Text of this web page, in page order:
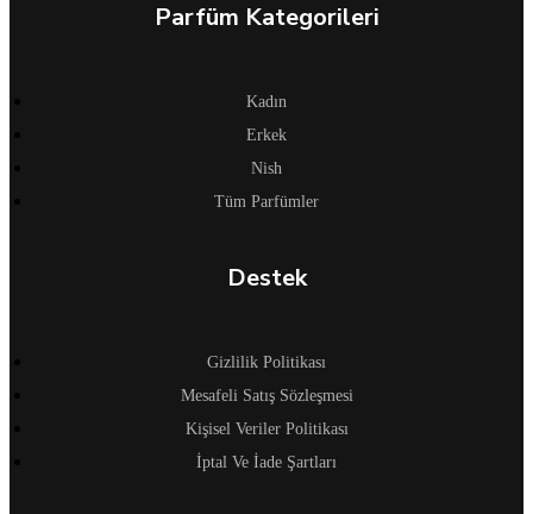
Parfüm Kategorileri
Kadın
Erkek
Nish
Tüm Parfümler
Destek
Gizlilik Politikası
Mesafeli Satış Sözleşmesi
Kişisel Veriler Politikası
İptal Ve İade Şartları